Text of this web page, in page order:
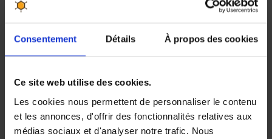
Consentement Détails À propos des cookies
Ce site web utilise des cookies.
Les cookies nous permettent de personnaliser le contenu
et les annonces, d'offrir des fonctionnalités relatives aux
médias sociaux et d'analyser notre trafic. Nous